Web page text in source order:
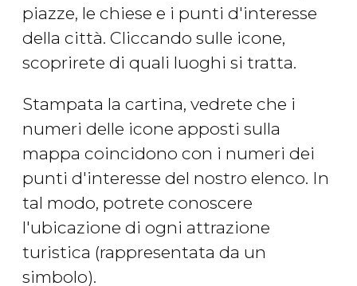
piazze, le chiese e i punti d'interesse
della città. Cliccando sulle icone,
scoprirete di quali luoghi si tratta.
Stampata la cartina, vedrete che i
numeri delle icone apposti sulla
mappa coincidono con i numeri dei
punti d'interesse del nostro elenco. In
tal modo, potrete conoscere
l'ubicazione di ogni attrazione
turistica (rappresentata da un
simbolo).